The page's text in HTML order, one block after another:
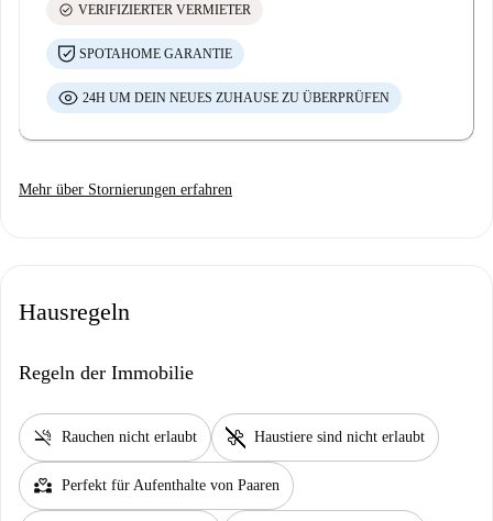
check_circle VERIFIZIERTER VERMIETER
SPOTAHOME GARANTIE
24H UM DEIN NEUES ZUHAUSE ZU ÜBERPRÜFEN
Mehr über Stornierungen erfahren
Hausregeln
Regeln der Immobilie
smoke_free Rauchen nicht erlaubt pet_supplies Haustiere sind nicht erlaubt
partner_heart Perfekt für Aufenthalte von Paaren